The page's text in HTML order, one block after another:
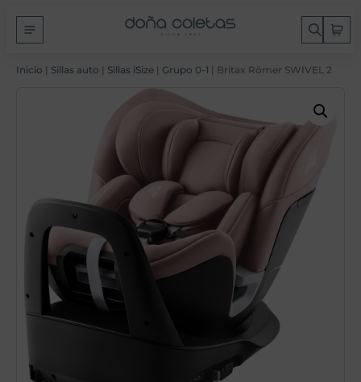
Inicio | Sillas auto | Sillas iSize | Grupo 0-1 | Britax Römer SWIVEL 2